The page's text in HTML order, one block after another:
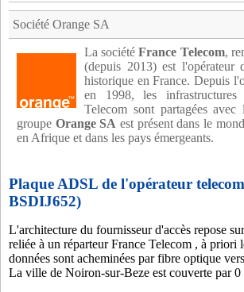
Société Orange SA
La sociétéFrance Telecom,
(depuis 2013) est l'opérateur
historique en France. Depuis
en 1998, les infrastructures
Telecom sont partagées
groupe Orange SA est présent dans le
en Afrique et dans les pays émergeants.
Plaque ADSL de l'opérateur
BSDIJ652)
L'architecture du fournisseur d'accès repose
reliée à un réparteur France Telecom , à priori
données sont acheminées par fibre optique
La ville de Noiron-sur-Beze est couverte par